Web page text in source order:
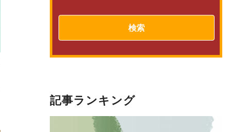
検索
記事ランキング